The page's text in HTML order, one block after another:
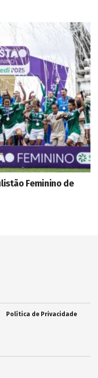
Feminino de
Política de Privacidade